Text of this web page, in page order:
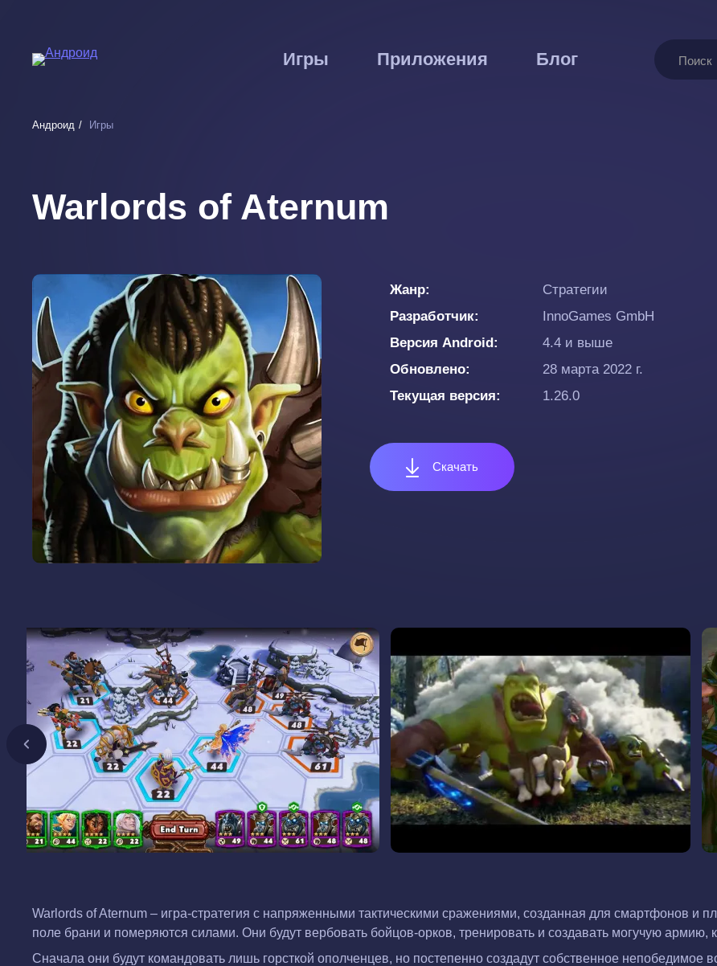
основному
Игры Приложения Блог Поиск
Андроид Игры
Warlords of Aternum
Жанр
Стратегии
Разработчик
InnoGames GmbH
Версия Android
4.4 и выше
Обновлено
28 марта 2022 г.
Текущая версия
1.26.0
Скачать
Warlords of Aternum – игра-стратегия с напряженными тактическими сражениями, созданная для смартфонов и
поле брани и померяются силами. Они будут вербовать бойцов-орков, тренировать и создавать могучую
Сначала они будут командовать лишь горсткой ополченцев, но постепенно создадут собственное непобедимое